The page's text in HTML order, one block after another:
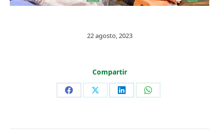
22 agosto, 2023
Compartir
Share Share Share Share